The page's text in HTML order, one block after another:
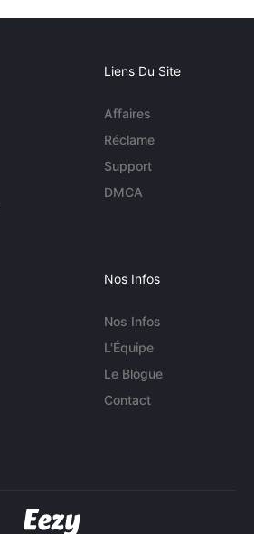
Liens Du Site
Affaires
Réclame
Support
DMCA
Nos Infos
Nos Infos
L'Équipe
Le Blogue
Contact